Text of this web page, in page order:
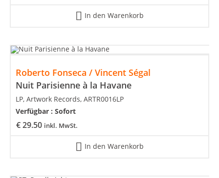
In den Warenkorb
Roberto Fonseca / Vincent Ségal
Nuit Parisienne à la Havane
€29.50 inkl. MwSt.
LP, Artwork Records, ARTR0016LP
Verfügbar : Sofort
In den Warenkorb